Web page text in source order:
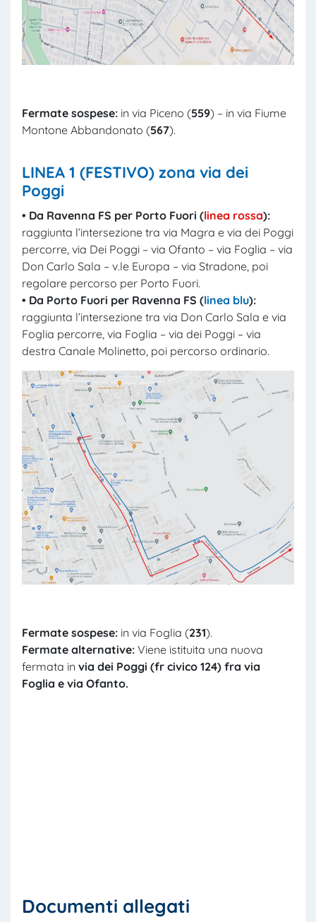
Fermate sospese: in via Piceno (559) – in via Fiume
Montone Abbandonato (567).
LINEA 1 (FESTIVO) zona via dei
Poggi
• Da Ravenna FS per Porto Fuori (linea rossa):
raggiunta l’intersezione tra via Magra e via dei Poggi
percorre, via Dei Poggi – via Ofanto – via Foglia – via
Don Carlo Sala – v.le Europa – via Stradone, poi
regolare percorso per Porto Fuori.
• Da Porto Fuori per Ravenna FS (linea blu):
raggiunta l’intersezione tra via Don Carlo Sala e via
Foglia percorre, via Foglia – via dei Poggi – via
destra Canale Molinetto, poi percorso ordinario.
Fermate sospese: in via Foglia (231).
Fermate alternative: Viene istituita una nuova
fermata in via dei Poggi (fr civico 124) fra via
Foglia e via Ofanto.
Documenti allegati